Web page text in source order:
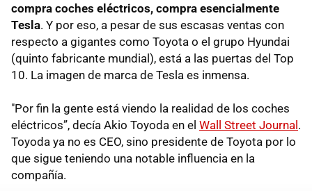
compra coches eléctricos, compra esencialmente
Tesla. Y por eso, a pesar de sus escasas ventas con
respecto a gigantes como Toyota o el grupo Hyundai
(quinto fabricante mundial), está a las puertas del Top
10. La imagen de marca de Tesla es inmensa.
"Por fin la gente está viendo la realidad de los coches
eléctricos”, decía Akio Toyoda en el Wall Street Journal .
Toyoda ya no es CEO, sino presidente de Toyota por lo
que sigue teniendo una notable influencia en la
compañía.